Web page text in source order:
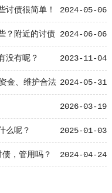
2024-05-06
讨债很简单！
2024-06-06
？附近的讨债
2023-11-04
没有呢？
2024-05-31
金、维护合法
2026-03-19
2025-01-03
么呢？
2024-04-24
，管用吗？